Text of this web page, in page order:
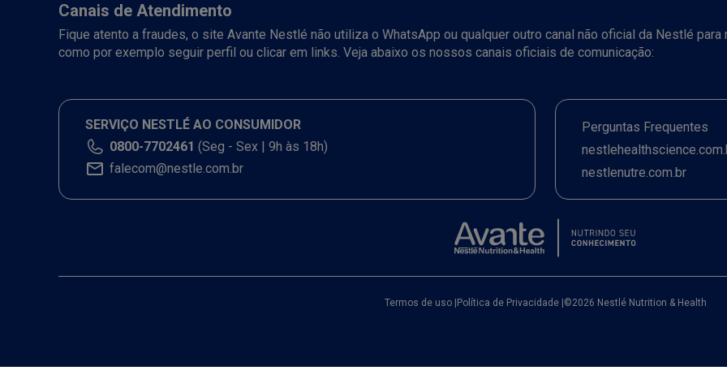
Canais de Atendimento
Fique atento a fraudes, o site Avante Nestlé não utiliza o WhatsApp ou qualquer outro canal não oficial da Nestlé
como por exemplo seguir perfil ou clicar em links. Veja abaixo os nossos canais oficiais de comunicação:
SERVIÇO NESTLÉ AO CONSUMIDOR
0800-7702461 (Seg - Sex | 9h às 18h)
falecom@nestle.com.br
Perguntas Frequentes
nestlenutre.com.br
Termos de uso| Política de Privacidade| ©2026 Nestlé Nutrition & Health